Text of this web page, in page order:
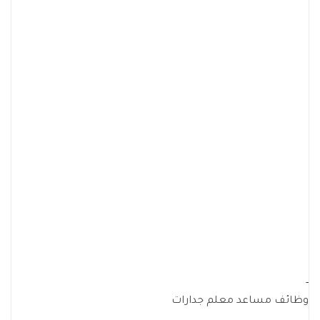
-
وظائف مساعد معلم جدارات